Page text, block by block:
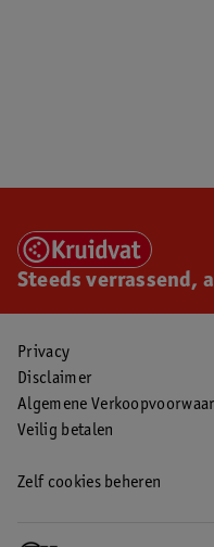
Steeds verrassend,
Privacy
Disclaimer
Algemene
Veilig betalen
Zelf cookies beheren